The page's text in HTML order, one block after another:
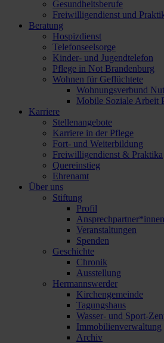
Gesundheitsberufe
Freiwilligendienst und
Beratung
Hospizdienst
Telefonseelsorge
Kinder- und Jugendtelefon
Pflege in Not Brandenburg
Wohnen für Geflüchtete
Wohnungsverbund
Mobile Soziale Arbeit
Karriere
Stellenangebote
Karriere in der Pflege
Fort- und Weiterbildung
Freiwilligendienst & Praktika
Quereinstieg
Ehrenamt
Über uns
Stiftung
Profil
Ansprechpartner*innen
Veranstaltungen
Spenden
Geschichte
Chronik
Ausstellung
Hermannswerder
Kirchengemeinde
Tagungshaus
Wasser- und Sport-
Immobilienverwaltung
Archiv